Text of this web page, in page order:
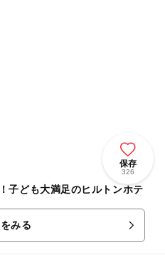
保存
326
子ども大満足のヒルトンホテ
みる